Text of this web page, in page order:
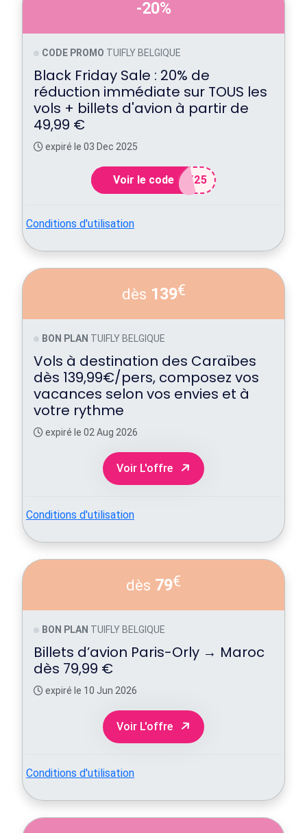
-20%
CODE PROMO TUIFLY BELGIQUE
Black Friday Sale : 20% de
réduction immédiate sur TOUS les
vols + billets d'avion à partir de
49,99 €
expiré le 03 Dec 2025
Voir le code Y25
Conditions d'utilisation
dès 139€
BON PLAN TUIFLY BELGIQUE
Vols à destination des Caraïbes
dès 139,99€/pers, composez vos
vacances selon vos envies et à
votre rythme
expiré le 02 Aug 2026
Voir L'offre
Conditions d'utilisation
dès 79€
BON PLAN TUIFLY BELGIQUE
Billets d’avion Paris-Orly → Maroc
dès 79,99 €
expiré le 10 Jun 2026
Voir L'offre
Conditions d'utilisation